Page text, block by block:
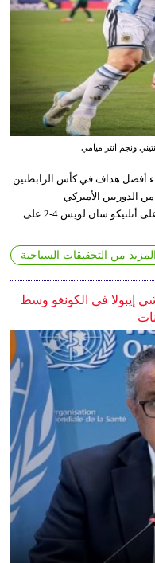
ونجم انتر ميامي
أفضل هداف في كأس الرابطتين
الدوريين الأميركي
والمكسيكي، بعدما قاد إنتر ميامي إلى الفوز على أتلتيكو سان لويس 4-2 على
المزيد من التحقيقات السياحية
إيبولا في الكونغو وسط